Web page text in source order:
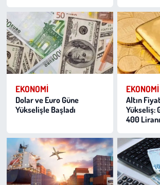
EKONOMI
Dolar ve Euro Güne
Yükselişle Başladı
EKONOMI
Altın
Yükseliş:
400